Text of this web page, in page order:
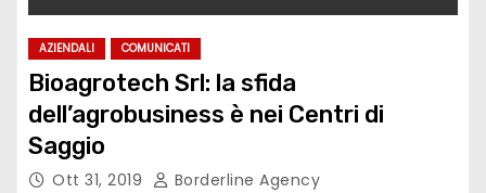
AZIENDALI COMUNICATI
Bioagrotech Srl: la sfida
dell’agrobusiness è nei Centri di
Saggio
Ott 31, 2019 Borderline Agency